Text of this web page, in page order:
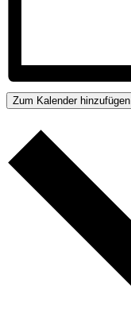
Zum Kalender hinzufügen